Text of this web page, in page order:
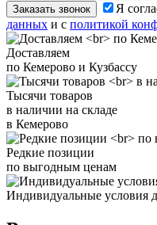
Заказать звонок Я
данных и с политикой
Доставляем
по Кемерово и Кузбассу
Тысячи товаров
в наличии на складе
в Кемерово
Редкие позиции
по выгодным ценам
Индивидуальные условия